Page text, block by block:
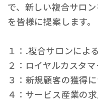
で、新しい複合サロ
を皆様に提案します。
１：.複合サロンによ
２：ロイヤルカスタ
３：新規顧客の獲得
４：サービス産業の